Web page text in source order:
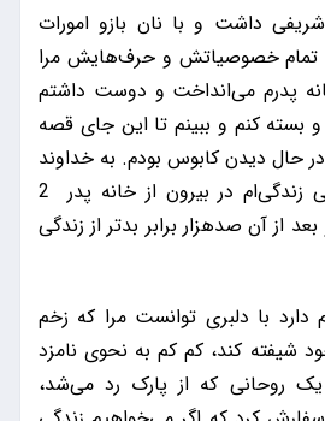
داشت و با نان بازو امورات
تمام خصوصیاتش‌ و حرف‌هایش مرا
پدرم می‌انداخت و دوست داشتم
بسته کنم و ببینم تا این جای قصه
حال دیدن کابوس بودم. به خداوند
سوگند تمام خوشگذرانی زندگی‌ام در بیرون از خانه پدر 2
از آن صد‌هزار برابر بدتر از زندگی
با دلبری توانست مرا که زخم
شیفته کند، کم کم به نحوی نامزد
روحانی که از پارک رد می‌شد،